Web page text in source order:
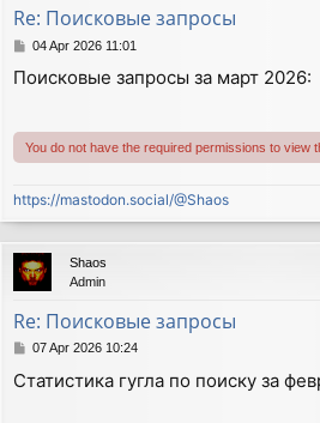
Re: Поисковые запросы
P
s
04 Apr 2026 11:01
Поисковые запросы за март 2026:
You do not have the required permissions to view
https://mastodon.social/@Shaos
Shaos
Admin
Re: Поисковые запросы
P
s
07 Apr 2026 10:24
Статистика гугла по поиску за